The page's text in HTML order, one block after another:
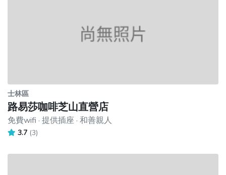
士林區
路易莎咖啡芝山直營店
免費wifi · 提供插座 · 和善親人
3.7 (3)